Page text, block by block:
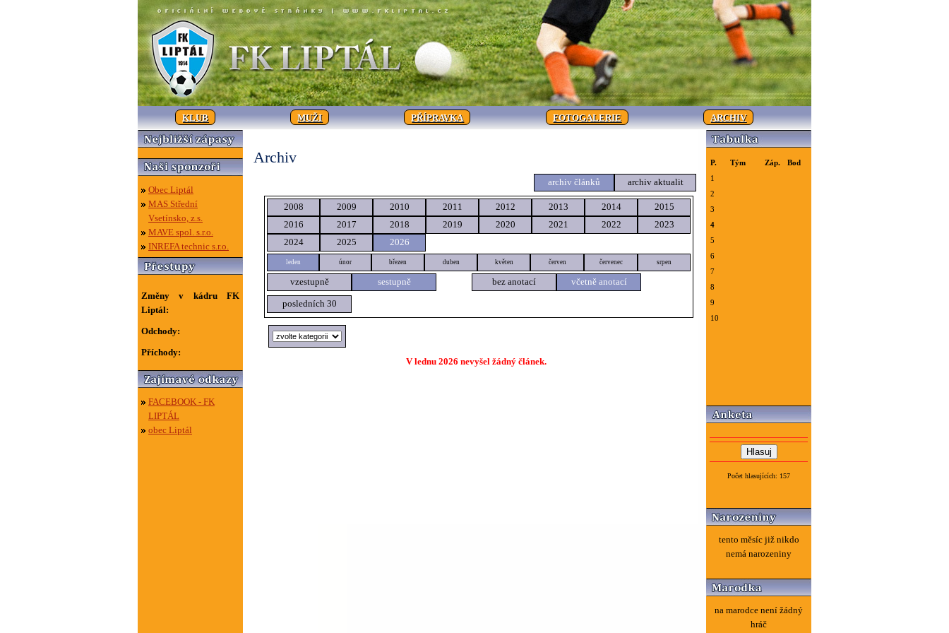
KLUB MUŽI PŘÍPRAVKA FOTOGALERIE ARCHIV
Obec Liptál
MAS Střední
Vsetínsko, z.s.
MAVE spol. s.r.o.
INREFA technic s.r.o.
Změny v kádru FK
Liptál:
Odchody:
Příchody:
FACEBOOK - FK
LIPTÁL
obec Liptál
Archiv
archiv článků archiv aktualit
2008 2009 2010 2011 2012 2013 2014
2015
2016
2017 2018 2019 2020 2021 2022
2023
2024
2025 2026
leden únor březen duben květen červen červenec srpen
vzestupně sestupně bez anotací včetně anotací
posledních 30
V lednu 2026 nevyšel žádný článek.
P. Tým Záp.
Bod
1
2
3
4
5
6
7
8
9
10
Počet hlasujících: 157
tento měsíc již nikdo
nemá narozeniny
na marodce není žádný
hráč